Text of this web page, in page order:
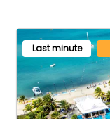
Last minute